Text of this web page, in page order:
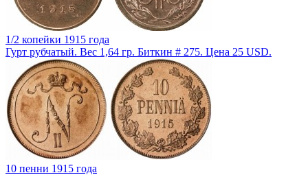
1/2 копейки 1915 года
Гурт рубчатый. Вес 1,64 гр. Биткин # 275. Цена 25 USD.
10 пенни 1915 года